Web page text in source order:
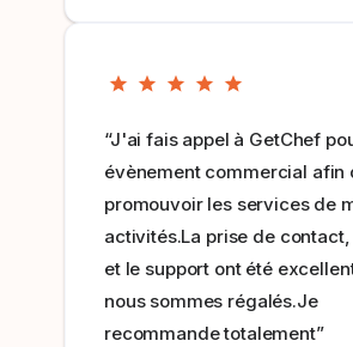
“J'ai fais appel à GetChef
évènement commercial afin
promouvoir les services de
activités.La prise de
et le support ont été
nous sommes régalés.Je
recommande totalement”